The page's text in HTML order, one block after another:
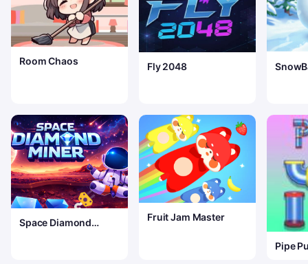
Room Chaos Fly 2048
Space Diamond
Fruit Jam Master
Pipe